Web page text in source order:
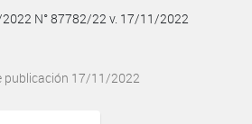
N° 87782/22 v. 17/11/2022
publicación 17/11/2022